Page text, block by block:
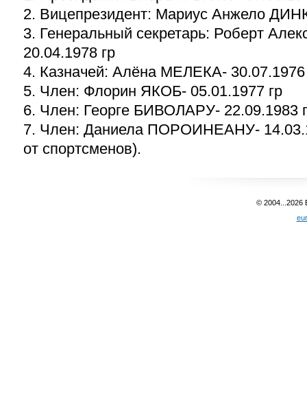
2. Вицепрезидент: Мариус Анжело
3. Генеральный секретарь: Роберт
20.04.1978 гр
4. Казначей: Алёна МЕЛЕКА- 30.07.1976
5. Член: Флорин ЯКОБ- 05.01.1977 гр
6. Член: Георге БИВОЛАРУ- 22.09.1983
7. Член: Даниела ПОРОИНЕАНУ-
от спортсменов).
© 2004...2026